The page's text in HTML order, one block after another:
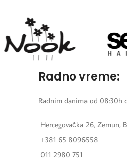
Radno vreme:
Radnim danima od 08:30h
Hercegovačka 26, Zemun,
+381 65 8096558
011 2980 751